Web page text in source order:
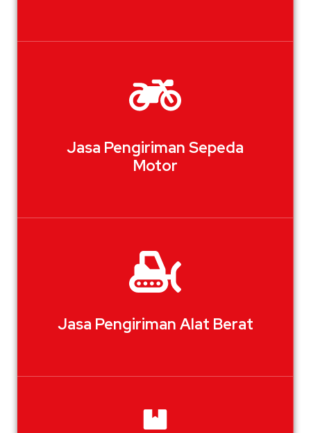
Jasa Pengiriman Sepeda
Motor
Jasa Pengiriman Alat Berat